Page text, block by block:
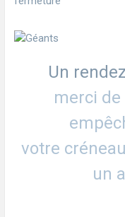
Un
merci
votre
un